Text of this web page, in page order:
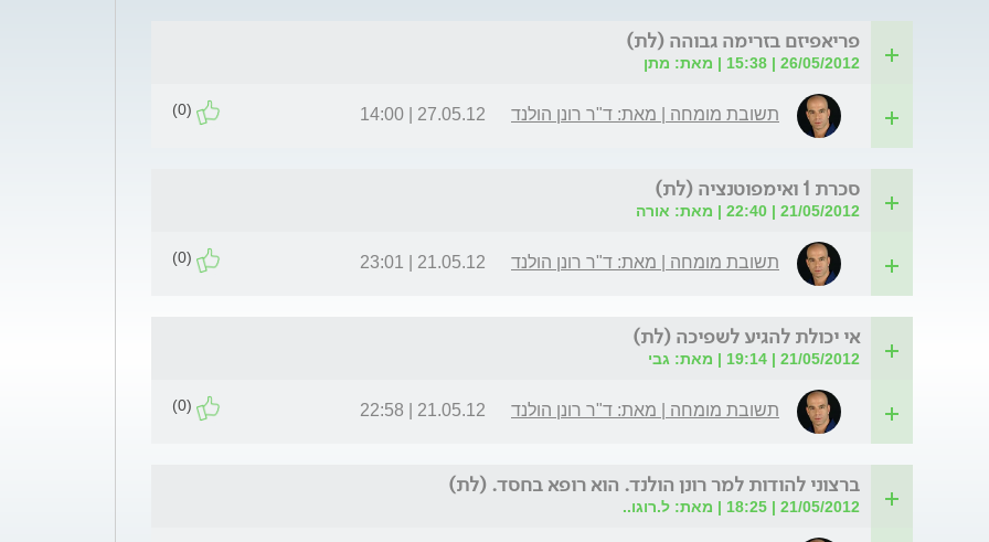
פריאפיזם בזרימה גבוהה (לת)
26/05/2012 | 15:38 | מאת: מתן
תשובת מומחה | מאת: ד"ר רונן הולנד 27.05.12 | 14:00
(0)
סכרת 1 ואימפוטנציה (לת)
21/05/2012 | 22:40 | מאת: אורה
תשובת מומחה | מאת: ד"ר רונן הולנד 21.05.12 | 23:01
(0)
אי יכולת להגיע לשפיכה (לת)
21/05/2012 | 19:14 | מאת: גבי
תשובת מומחה | מאת: ד"ר רונן הולנד 21.05.12 | 22:58
(0)
ברצוני להודות למר רונן הולנד. הוא רופא בחסד. (לת)
21/05/2012 | 18:25 | מאת: ל.רוגו..